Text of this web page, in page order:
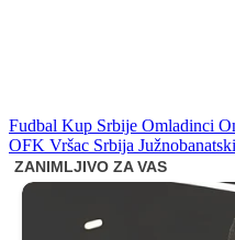
Fudbal Kup Srbije Omladinci
OFK Vršac Srbija